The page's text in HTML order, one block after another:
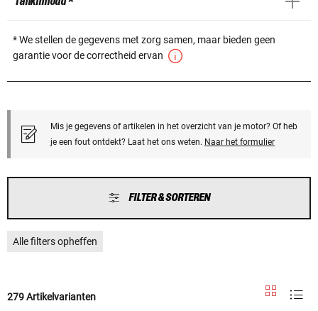
* We stellen de gegevens met zorg samen, maar bieden geen
garantie voor de correctheid ervan
Mis je gegevens of artikelen in het overzicht van je motor? Of heb
je een fout ontdekt? Laat het ons weten. Naar het formulier
FILTER & SORTEREN
Alle filters opheffen
279 Artikelvarianten